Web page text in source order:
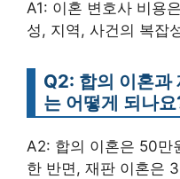
A1: 이혼 변호사 비용
성, 지역, 사건의 복잡
Q2: 합의 이혼과
는 어떻게 되나
A2: 합의 이혼은 50만
한 반면, 재판 이혼은